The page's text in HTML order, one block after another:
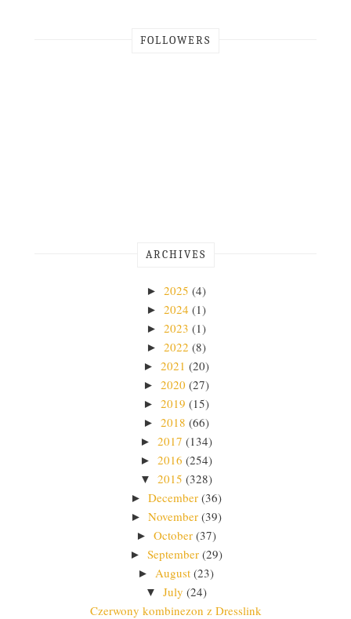
FOLLOWERS
ARCHIVES
► 2025 (4)
► 2024 (1)
► 2023 (1)
► 2022 (8)
► 2021 (20)
► 2020 (27)
► 2019 (15)
► 2018 (66)
► 2017 (134)
► 2016 (254)
▼ 2015 (328)
► December (36)
► November (39)
► October (37)
► September (29)
► August (23)
▼ July (24)
Czerwony kombinezon z Dresslink